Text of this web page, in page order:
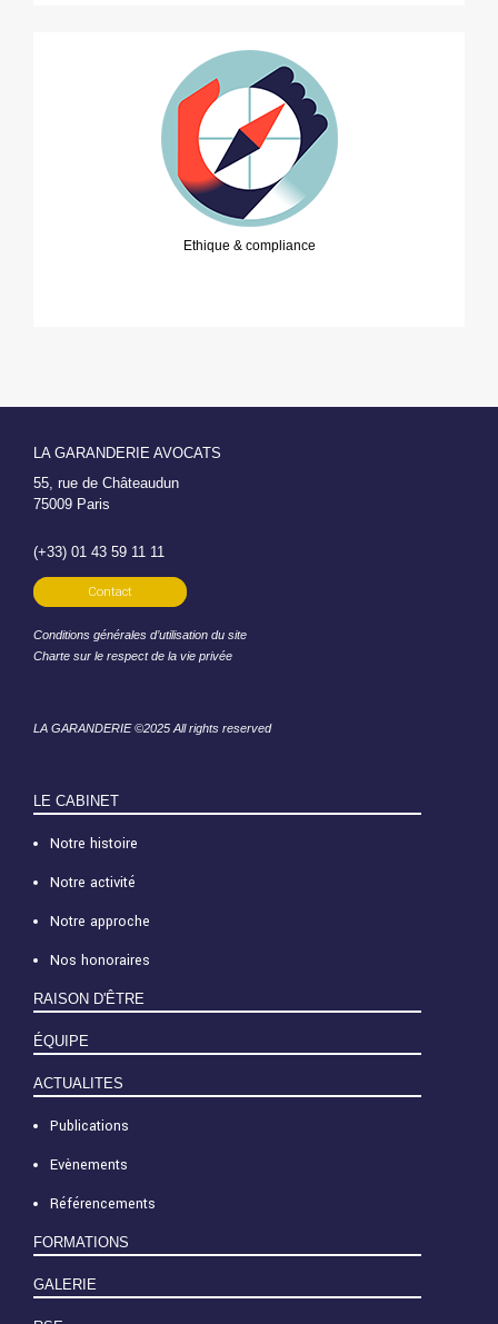
Ethique & compliance
LA GARANDERIE AVOCATS
55, rue de Châteaudun
75009 Paris
(+33) 01 43 59 11 11
Contact
Conditions générales d’utilisation du site
Charte sur le respect de la vie privée
LA GARANDERIE ©2025 All rights reserved
LE CABINET
Notre histoire
Notre activité
Notre approche
Nos honoraires
RAISON D'ÊTRE
ÉQUIPE
ACTUALITES
Publications
Evènements
Référencements
FORMATIONS
GALERIE